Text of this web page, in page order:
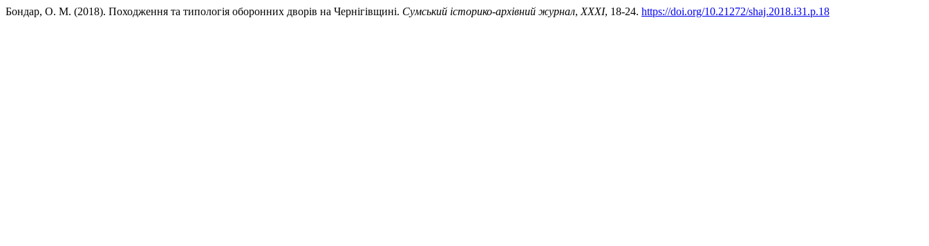
Бондар, О. М. (2018). Походження та типологія оборонних дворів на Чернігівщині. Сумський історико-архівний журнал, XXXI, 18-24. https://doi.org/10.21272/shaj.2018.i31.p.18